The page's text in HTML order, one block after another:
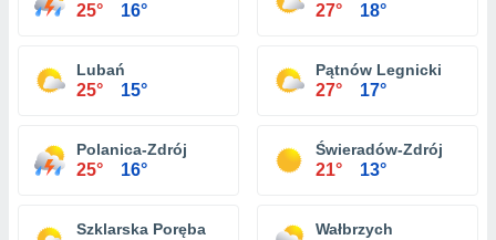
25° 16° 27° 18°
Lubań
25° 15°
Pątnów Legnicki
27° 17°
Polanica-Zdrój
25° 16°
Świeradów-Zdrój
21° 13°
Szklarska Poręba Wałbrzych